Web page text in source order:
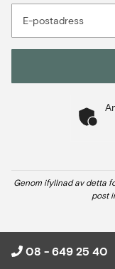
E-postadress
Genom ifyllnad av detta
post
08 - 649 25 40